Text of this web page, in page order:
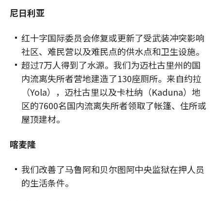
尼日利亚
红十字国际委员会修复或更新了受武装冲突影响
社区、难民营以及难民点的供水点和卫生设施。
超过7万人得到了水源。我们为迈杜古里州的国
内流离失所者营地建造了130座厕所。来自约拉
（Yola），迈杜古里以及卡杜纳（Kaduna）地
区的7600名国内流离失所者领取了帐篷、住所或
屋顶建材。
喀麦隆
我们改善了马鲁阿和贝尔图阿中央监狱在押人员
的生活条件。